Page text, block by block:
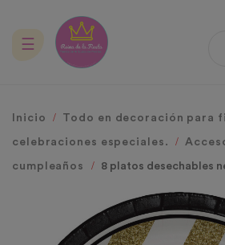
Navegación
☰
Inicio Todo en decoración para
celebraciones especiales.
cumpleaños 8 platos desechables